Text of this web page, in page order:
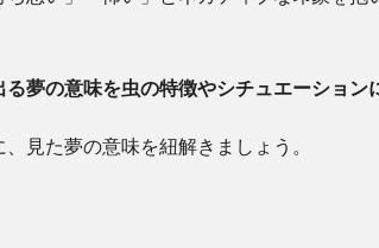
る夢の意味を虫の特徴やシチュエーション
見た夢の意味を紐解きましょう。